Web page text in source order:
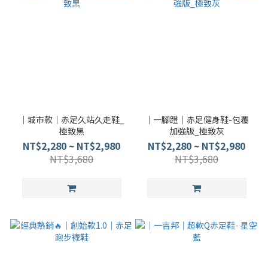
｜城市款｜赤足久站久走鞋_
極致黑
NT$2,280 ~ NT$2,980
NT$3,680
｜一腳蹬｜赤足健身鞋-包覆
加強版_極致灰
NT$2,280 ~ NT$2,980
NT$3,680